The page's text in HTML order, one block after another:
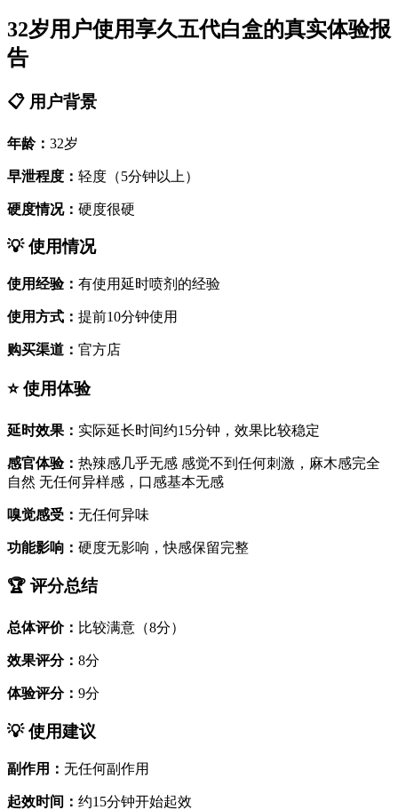
32岁用户使用享久五代白盒的真实体验报
告
📋 用户背景
年龄： 32岁
早泄程度： 轻度（5分钟以上）
硬度情况： 硬度很硬
💡 使用情况
使用经验： 有使用延时喷剂的经验
使用方式： 提前10分钟使用
购买渠道： 官方店
⭐ 使用体验
延时效果： 实际延长时间约15分钟，效果比较稳定
感官体验： 热辣感几乎无感 感觉不到任何刺激，麻木感完全
自然 无任何异样感，口感基本无感
嗅觉感受： 无任何异味
功能影响： 硬度无影响，快感保留完整
🏆 评分总结
总体评价： 比较满意（8分）
效果评分： 8分
体验评分： 9分
💡 使用建议
副作用： 无任何副作用
起效时间： 约15分钟开始起效